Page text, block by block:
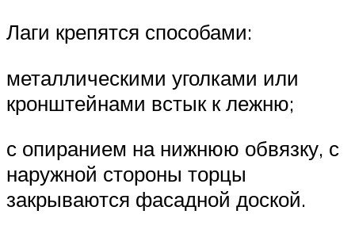
Лаги крепятся способами:
металлическими уголками или
кронштейнами встык к лежню;
с опиранием на нижнюю обвязку, с
наружной стороны торцы
закрываются фасадной доской.